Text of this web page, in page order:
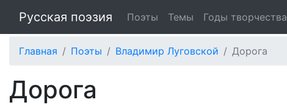
Русская поэзия Поэты Темы Годы творчества
Главная Поэты Владимир Луговской Дорога
Дорога